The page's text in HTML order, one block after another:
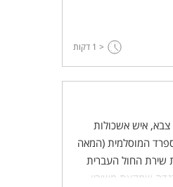
< 1 דקות
צבא, איש אשכולות
המוסלמית (המאה
שירת החול העברית
שמקצת משיריו